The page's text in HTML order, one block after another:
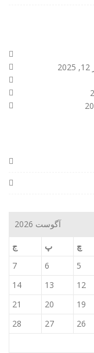
آگوست 2026
چ پ
ج
5
6
7
12
13
14
19
20
21
26
27
28